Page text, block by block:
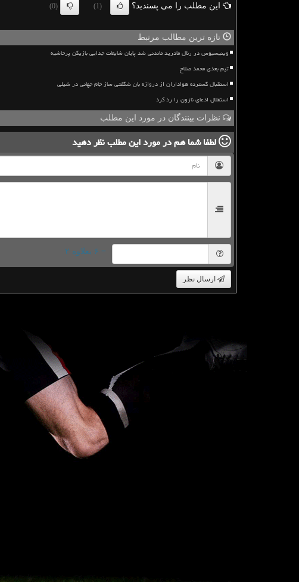
این مطلب را می پسندید؟ (1)
(0)
تازه ترین مطالب مرتبط
وینیسیوس در رئال مادرید ماندنی شد پایان شایعات جدایی بازیکن پرحاشیه
تیم بعدی محمد صلاح
استقبال گسترده هواداران از دروازه بان شگفتی ساز جام جهانی در شیلی
استقلال ادعای نازون را رد کرد
نظرات بینندگان در مورد این مطلب
لطفا شما همدر مورد این مطلبنظر دهید
= ۶ بعلاوه ۲
ارسال نظر